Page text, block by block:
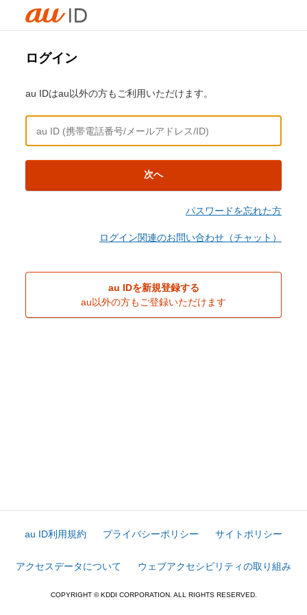
ログイン
au IDはau以外の方もご利用いただけます。
次へ
パスワードを忘れた方
ログイン関連のお問い合わせ（チャット）
au IDを新規登録する
au以外の方もご登録いただけます
au ID利用規約 プライバシーポリシー サイトポリシー
アクセスデータについて ウェブアクセシビリティの取り組み
COPYRIGHT © KDDI CORPORATION. ALL RIGHTS RESERVED.